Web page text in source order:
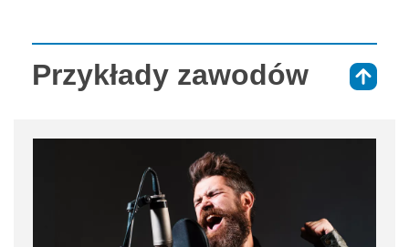
Przykłady zawodów